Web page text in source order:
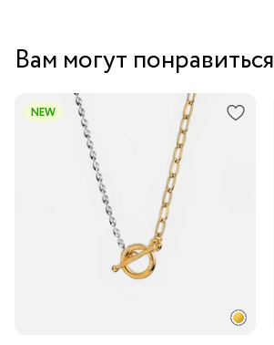
Вам могут понравиться
NEW